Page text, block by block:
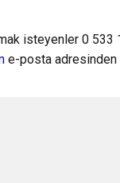
isteyenler 0
e-posta